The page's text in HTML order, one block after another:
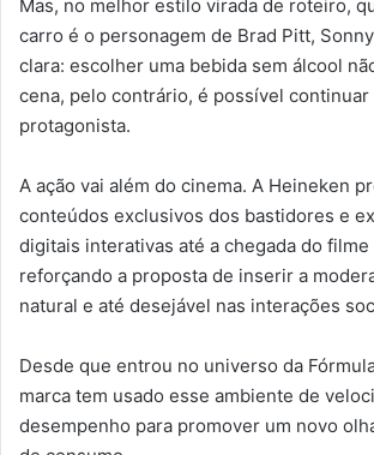
Mas, no melhor estilo virada de roteiro,
carro é o personagem de Brad Pitt,
clara: escolher uma bebida sem álcool
cena, pelo contrário, é possível continuar
protagonista.
A ação vai além do cinema. A Heineken
conteúdos exclusivos dos bastidores e
digitais interativas até a chegada do filme
reforçando a proposta de inserir a
natural e até desejável nas interações
Desde que entrou no universo da
marca tem usado esse ambiente de
desempenho para promover um novo